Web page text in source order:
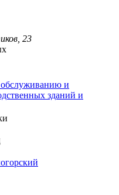
23
обслуживанию и
зданий и